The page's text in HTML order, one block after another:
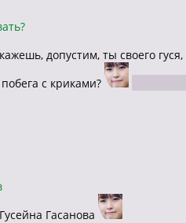
допустим, ты своего
с криками?
Гасанова